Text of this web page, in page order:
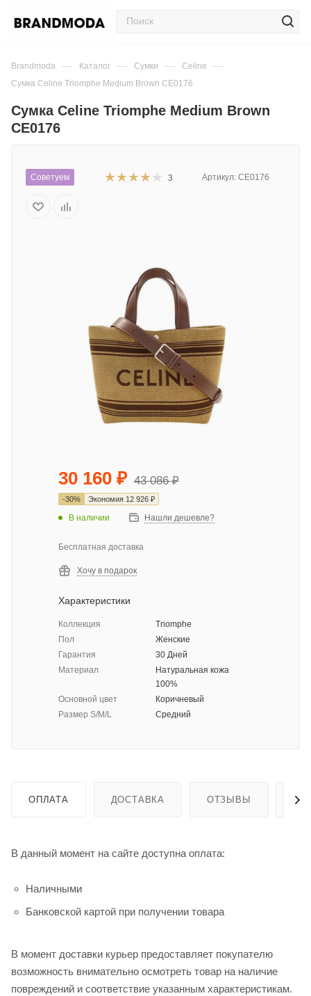
Brandmoda — Каталог — Сумки — Celine —
Сумка Celine Triomphe Medium Brown CE0176
Сумка Celine Triomphe Medium Brown
CE0176
Советуем 3 Артикул: CE0176
30 160 ₽ 43 086₽
-30% Экономия 12 926 ₽
В наличии Нашли дешевле?
Бесплатная доставка
Хочу в подарок
Характеристики
Коллекция
Triomphe
Пол
Женские
Гарантия
30 Дней
Материал
Натуральная кожа
100%
Основной цвет
Коричневый
Размер S/M/L
Средний
ОПЛАТА ДОСТАВКА ОТЗЫВЫ
В данный момент на сайте доступна оплата:
Наличными
Банковской картой при получении товара
В момент доставки курьер предоставляет покупателю
возможность внимательно осмотреть товар на наличие
повреждений и соответствие указанным характеристикам.